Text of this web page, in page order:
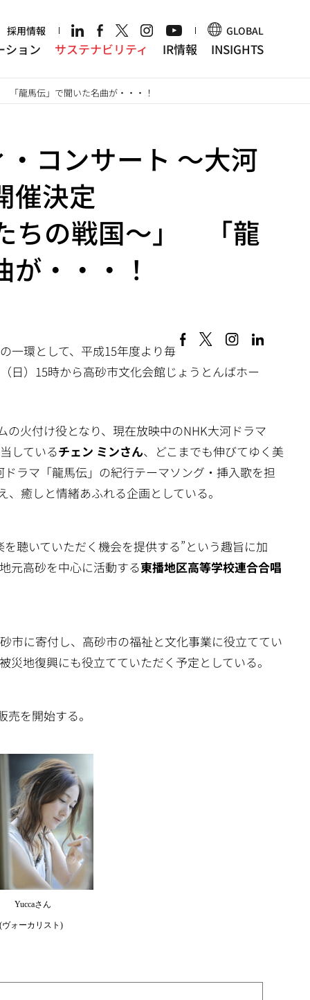
採用情報 GLOBAL
ション サステナビリティ IR情報 INSIGHTS
龍馬伝」で聞いた名曲が・・・！
コンサート ～大河
催決定
ちの戦国～」 「龍
・・・！
一環として、平成15年度より毎
日）15時から高砂市文化会館じょうとんばホー
火付け役となり、現在放映中のNHK大河ドラマ
しているチェン ミンさん、どこまでも伸びてゆく美
ラマ「龍馬伝」の紀行テーマソング・挿入歌を担
癒しと情緒あふれる企画としている。
聴いていただく機会を提供する”という趣旨に加
元高砂を中心に活動する東播地区高等学校連合合唱
市に寄付し、高砂市の福祉と文化事業に役立ててい
地復興にも役立てていただく予定としている。
を開始する。
Yuccaさん
(ヴォーカリスト)